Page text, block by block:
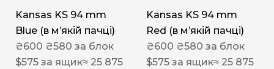
Kansas KS 94 mm
Blue (в мʼякій пачці)
₴600 ₴580 за блок
$575 за ящик≈ 25 875
Kansas KS 94 mm
Red (в мʼякій пачці)
₴600 ₴580 за блок
$575 за ящик≈ 25 875